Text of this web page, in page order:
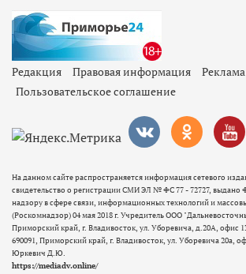
Редакция Правовая информация Реклама
Пользовательское соглашение
На данном сайте распространяется информация сетевого
свидетельство о регистрации СМИ ЭЛ № ФС 77 - 72727, выдано
надзору в сфере связи, информационных технологий и
(Роскомнадзор) 04 мая 2018 г. Учредитель ООО
Приморский край, г. Владивосток, ул. Уборевича, д.20А, офис
690091, Приморский край, г. Владивосток, ул. Уборевича 20а,
Юркевич Д.Ю.
https://mediadv.online/